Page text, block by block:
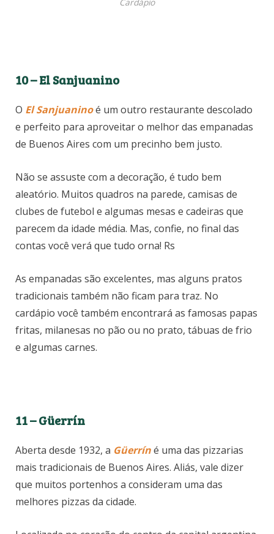
Cardápio
10 – El Sanjuanino
O El Sanjuaninoé um outro restaurante descolado
e perfeito para aproveitar o melhor das empanadas
de Buenos Aires com um precinho bem justo.
Não se assuste com a decoração, é tudo bem
aleatório. Muitos quadros na parede, camisas de
clubes de futebol e algumas mesas e cadeiras que
parecem da idade média. Mas, confie, no final das
contas você verá que tudo orna! Rs
As empanadas são excelentes, mas alguns pratos
tradicionais também não ficam para traz. No
cardápio você também encontrará as famosas papas
fritas, milanesas no pão ou no prato, tábuas de frio
e algumas carnes.
11 – Güerrín
Aberta desde 1932, a Güerríné uma das pizzarias
mais tradicionais de Buenos Aires. Aliás, vale dizer
que muitos portenhos a consideram uma das
melhores pizzas da cidade.